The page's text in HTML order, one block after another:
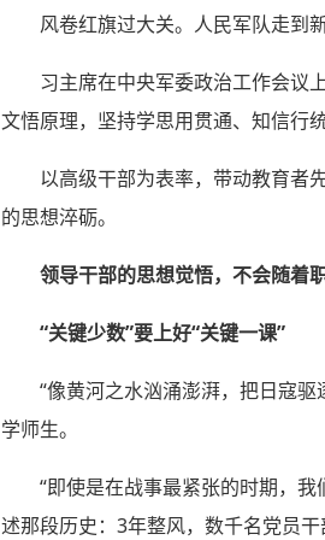
风卷红旗过大关。人民军队走
习主席在中央军委政治工作会议
文悟原理，坚持学思用贯通、知信行
以高级干部为表率，带动教育者
的思想淬砺。
领导干部的思想觉悟，不会随
“关键少数”要上好“关键一课”
“像黄河之水汹涌澎湃，把日寇
学师生。
“即使是在战事最紧张的时期，
述那段历史：3年整风，数千名党员